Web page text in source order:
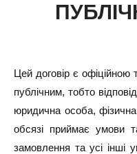
Цей договір є офіційною
публічним, тобто
юридична особа,
обсязі приймає умови
замовлення та усі інші